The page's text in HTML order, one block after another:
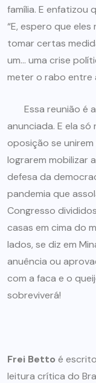
família. E enfatizou
“E, espero que
tomar certas
um… uma crise
meter o rabo entre
Essa reunião é a
anunciada. E ela
oposição se
lograrem mobilizar
defesa da
pandemia que
Congresso
casas em cima do
lados, se diz em
anuência ou
com a faca e o
sobreviverá!
Frei Betto é
leitura crítica do